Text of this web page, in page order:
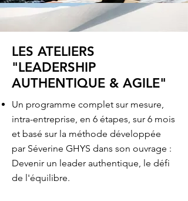
LES ATELIERS
"LEADERSHIP
AUTHENTIQUE & AGILE"
Un programme complet sur mesure,
intra-entreprise, en 6 étapes, sur 6 mois
et basé sur la méthode développée
par Séverine GHYS dans son ouvrage :
Devenir un leader authentique, le défi
de l'équilibre.